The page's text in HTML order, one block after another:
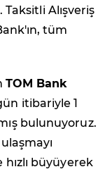
Alışveriş
tüm
TOM Bank
itibariyle 1
bulunuyoruz.
ulaşmayı
büyüyerek